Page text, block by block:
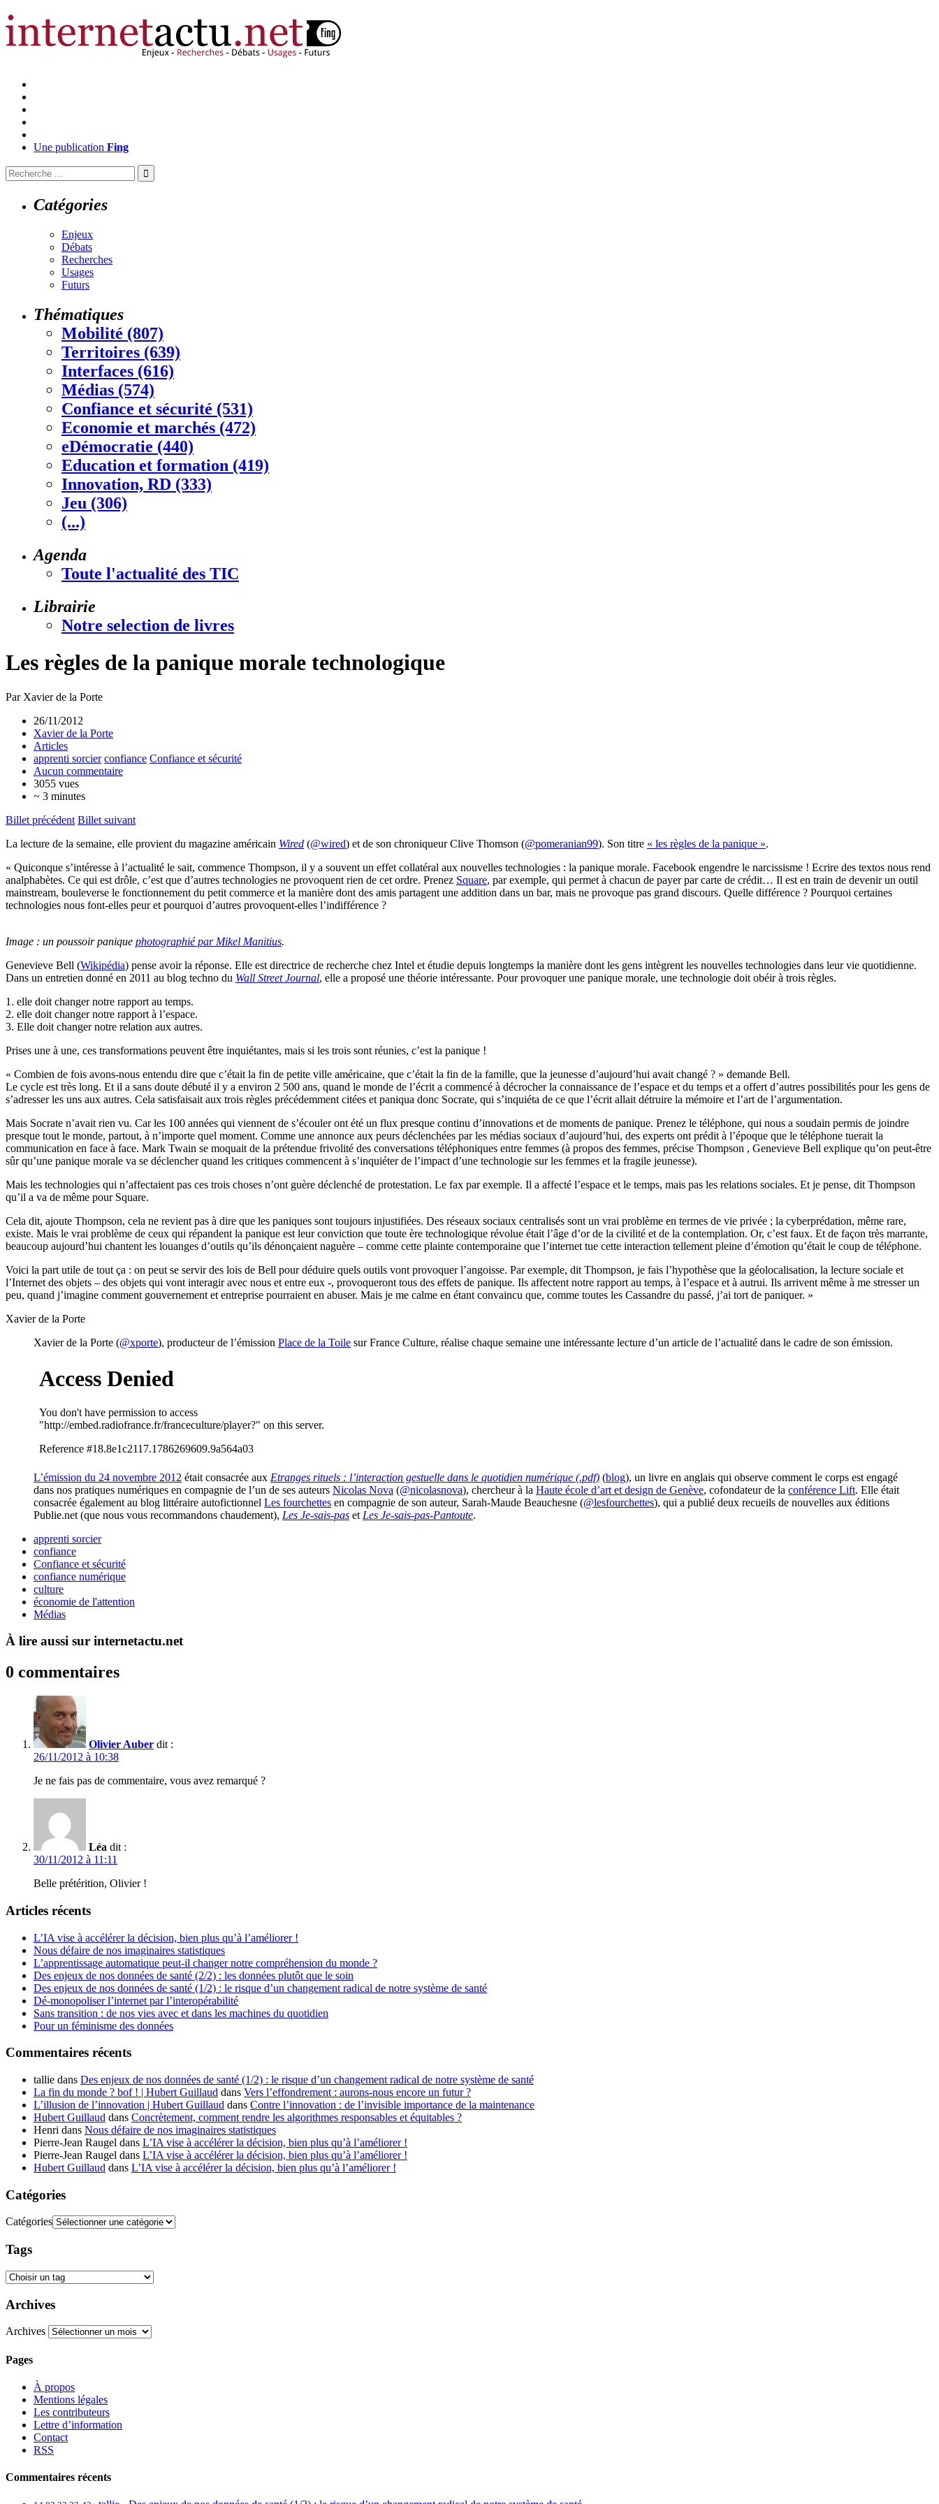
Une publication Fing
Catégories
Enjeux
Débats
Recherches
Usages
Futurs
Thématiques
Mobilité (807)
Territoires (639)
Interfaces (616)
Médias (574)
Confiance et sécurité (531)
Economie et marchés (472)
eDémocratie (440)
Education et formation (419)
Innovation, RD (333)
Jeu (306)
(...)
Agenda
Toute l'actualité des TIC
Librairie
Notre selection de livres
Les règles de la panique morale technologique
Par Xavier de la Porte
26/11/2012
Xavier de la Porte
Articles
apprenti sorcier confiance Confiance et sécurité
Aucun commentaire
3055 vues
~ 3 minutes
Billet précédent Billet suivant
La lecture de la semaine, elle provient du magazine américain Wired (@wired) et de son chroniqueur Clive Thomson (@pomeranian99). Son titre « les règles de la panique ».
« Quiconque s’intéresse à l’actualité le sait, commence Thompson, il y a souvent un effet collatéral aux nouvelles technologies : la panique morale. Facebook engendre le narcissisme ! Ecrire des textos nous rend
analphabètes. Ce qui est drôle, c’est que d’autres technologies ne provoquent rien de cet ordre. Prenez Square, par exemple, qui permet à chacun de payer par carte de crédit… Il est en train de devenir un outil
mainstream, bouleverse le fonctionnement du petit commerce et la manière dont des amis partagent une addition dans un bar, mais ne provoque pas grand discours. Quelle différence ? Pourquoi certaines
technologies nous font-elles peur et pourquoi d’autres provoquent-elles l’indifférence ?
Image : un poussoir panique photographié par Mikel Manitius.
Genevieve Bell (Wikipédia) pense avoir la réponse. Elle est directrice de recherche chez Intel et étudie depuis longtemps la manière dont les gens intègrent les nouvelles technologies dans leur vie quotidienne.
Dans un entretien donné en 2011 au blog techno du Wall Street Journal, elle a proposé une théorie intéressante. Pour provoquer une panique morale, une technologie doit obéir à trois règles.
1. elle doit changer notre rapport au temps.
2. elle doit changer notre rapport à l’espace.
3. Elle doit changer notre relation aux autres.
Prises une à une, ces transformations peuvent être inquiétantes, mais si les trois sont réunies, c’est la panique !
« Combien de fois avons-nous entendu dire que c’était la fin de petite ville américaine, que c’était la fin de la famille, que la jeunesse d’aujourd’hui avait changé ? » demande Bell.
Le cycle est très long. Et il a sans doute débuté il y a environ 2 500 ans, quand le monde de l’écrit a commencé à décrocher la connaissance de l’espace et du temps et a offert d’autres possibilités pour les gens de
s’adresser les uns aux autres. Cela satisfaisait aux trois règles précédemment citées et paniqua donc Socrate, qui s’inquiéta de ce que l’écrit allait détruire la mémoire et l’art de l’argumentation.
Mais Socrate n’avait rien vu. Car les 100 années qui viennent de s’écouler ont été un flux presque continu d’innovations et de moments de panique. Prenez le téléphone, qui nous a soudain permis de joindre
presque tout le monde, partout, à n’importe quel moment. Comme une annonce aux peurs déclenchées par les médias sociaux d’aujourd’hui, des experts ont prédit à l’époque que le téléphone tuerait la
communication en face à face. Mark Twain se moquait de la prétendue frivolité des conversations téléphoniques entre femmes (à propos des femmes, précise Thompson , Genevieve Bell explique qu’on peut-être
sûr qu’une panique morale va se déclencher quand les critiques commencent à s’inquiéter de l’impact d’une technologie sur les femmes et la fragile jeunesse).
Mais les technologies qui n’affectaient pas ces trois choses n’ont guère déclenché de protestation. Le fax par exemple. Il a affecté l’espace et le temps, mais pas les relations sociales. Et je pense, dit Thompson
qu’il a va de même pour Square.
Cela dit, ajoute Thompson, cela ne revient pas à dire que les paniques sont toujours injustifiées. Des réseaux sociaux centralisés sont un vrai problème en termes de vie privée ; la cyberprédation, même rare,
existe. Mais le vrai problème de ceux qui répandent la panique est leur conviction que toute ère technologique révolue était l’âge d’or de la civilité et de la contemplation. Or, c’est faux. Et de façon très marrante,
beaucoup aujourd’hui chantent les louanges d’outils qu’ils dénonçaient naguère – comme cette plainte contemporaine que l’internet tue cette interaction tellement pleine d’émotion qu’était le coup de téléphone.
Voici la part utile de tout ça : on peut se servir des lois de Bell pour déduire quels outils vont provoquer l’angoisse. Par exemple, dit Thompson, je fais l’hypothèse que la géolocalisation, la lecture sociale et
l’Internet des objets – des objets qui vont interagir avec nous et entre eux -, provoqueront tous des effets de panique. Ils affectent notre rapport au temps, à l’espace et à autrui. Ils arrivent même à me stresser un
peu, quand j’imagine comment gouvernement et entreprise pourraient en abuser. Mais je me calme en étant convaincu que, comme toutes les Cassandre du passé, j’ai tort de paniquer. »
Xavier de la Porte
Xavier de la Porte (@xporte), producteur de l’émission Place de la Toile sur France Culture, réalise chaque semaine une intéressante lecture d’un article de l’actualité dans le cadre de son émission.
L’émission du 24 novembre 2012 était consacrée aux Etranges rituels : l’interaction gestuelle dans le quotidien numérique (.pdf) (blog), un livre en anglais qui observe comment le corps est engagé
dans nos pratiques numériques en compagnie de l’un de ses auteurs Nicolas Nova (@nicolasnova), chercheur à la Haute école d’art et design de Genève, cofondateur de la conférence Lift. Elle était
consacrée également au blog littéraire autofictionnel Les fourchettes en compagnie de son auteur, Sarah-Maude Beauchesne (@lesfourchettes), qui a publié deux recueils de nouvelles aux éditions
Publie.net (que nous vous recommandons chaudement), Les Je-sais-pas et Les Je-sais-pas-Pantoute.
apprenti sorcier
confiance
Confiance et sécurité
confiance numérique
culture
économie de l'attention
Médias
À lire aussi sur internetactu.net
0 commentaires
Olivier Auber dit :
26/11/2012 à 10:38
Je ne fais pas de commentaire, vous avez remarqué ?
Léa dit :
30/11/2012 à 11:11
Belle prétérition, Olivier !
Articles récents
L’IA vise à accélérer la décision, bien plus qu’à l’améliorer !
Nous défaire de nos imaginaires statistiques
L’apprentissage automatique peut-il changer notre compréhension du monde ?
Des enjeux de nos données de santé (2/2) : les données plutôt que le soin
Des enjeux de nos données de santé (1/2) : le risque d’un changement radical de notre système de santé
Dé-monopoliser l’internet par l’interopérabilité
Sans transition : de nos vies avec et dans les machines du quotidien
Pour un féminisme des données
Commentaires récents
tallie dans Des enjeux de nos données de santé (1/2) : le risque d’un changement radical de notre système de santé
La fin du monde ? bof ! | Hubert Guillaud dans Vers l’effondrement : aurons-nous encore un futur ?
L’illusion de l’innovation | Hubert Guillaud dans Contre l’innovation : de l’invisible importance de la maintenance
Hubert Guillaud dans Concrètement, comment rendre les algorithmes responsables et équitables ?
Henri dans Nous défaire de nos imaginaires statistiques
Pierre-Jean Raugel dans L’IA vise à accélérer la décision, bien plus qu’à l’améliorer !
Pierre-Jean Raugel dans L’IA vise à accélérer la décision, bien plus qu’à l’améliorer !
Hubert Guillaud dans L’IA vise à accélérer la décision, bien plus qu’à l’améliorer !
Catégories
Catégories
Tags
Archives
Archives
Pages
À propos
Mentions légales
Les contributeurs
Lettre d’information
Contact
RSS
Commentaires récents